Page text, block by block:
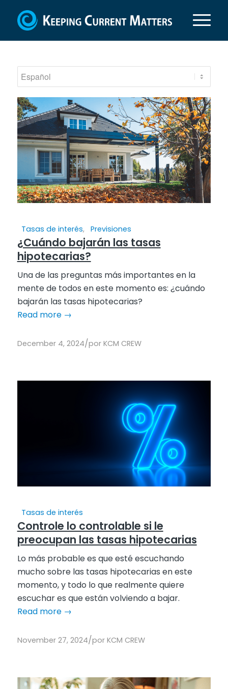
Tasas de interés, Previsiones
¿Cuándo bajarán las tasas
hipotecarias?
Una de las preguntas más importantes en la
mente de todos en este momento es: ¿cuándo
bajarán las tasas hipotecarias?
Read more→
December 4, 2024/por KCM CREW
Tasas de interés
Controle lo controlable si le
preocupan las tasas hipotecarias
Lo más probable es que esté escuchando
mucho sobre las tasas hipotecarias en este
momento, y todo lo que realmente quiere
escuchar es que están volviendo a bajar.
Read more→
November 27, 2024/por KCM CREW